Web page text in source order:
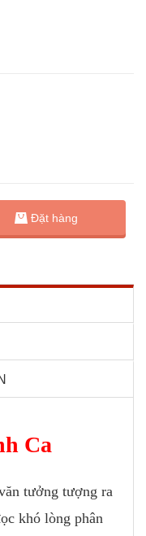
Đặt hàng
Ca
tưởng tượng ra
khó lòng phân